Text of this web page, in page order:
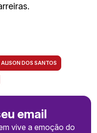
ALISON DOS SANTOS
email
vive a emoção do